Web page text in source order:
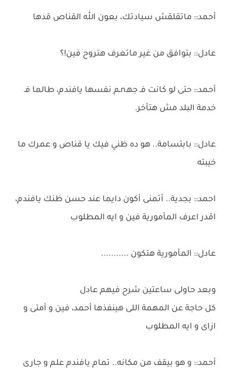
أحمد:: ماتقلقش سيادتك، بعون الله القناص قدها
عادل:: بتوافق من غير ماتعرف هتروح فين!؟
أحمد:: حتى لو كانت فـ جهـnـم نفسها يافندم، طالما فـ
خدمة البلد مش هتأخر.
عادل:: بابتسامة.. هو ده ظني فيك يا قناص و عمرك ما
خيبته
احمد:: بجدية.. أتمنى أكون دايما عند حسن ظنك يافندم،
اقدر اعرف المأمورية فين و ايه المطلوب
عادل:: المأمورية هتكون ...........
وبعد حاولى ساعتين شرح فيهم عادل
كل حاجة عن المهمة اللى هينفذها أحمد، فين و أمتى و
ازاى و ايه المطلوب
أحمد:: و هو بيقف من مكانه.. تمام يافندم علم و جارى